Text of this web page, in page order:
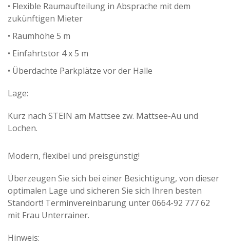
• Flexible Raumaufteilung in Absprache mit dem
zukünftigen Mieter
• Raumhöhe 5 m
• Einfahrtstor 4 x 5 m
• Überdachte Parkplätze vor der Halle
Lage:
Kurz nach STEIN am Mattsee zw. Mattsee-Au und
Lochen.
Modern, flexibel und preisgünstig!
Überzeugen Sie sich bei einer Besichtigung, von dieser
optimalen Lage und sicheren Sie sich Ihren besten
Standort! Terminvereinbarung unter 0664-92 777 62
mit Frau Unterrainer.
Hinweis: